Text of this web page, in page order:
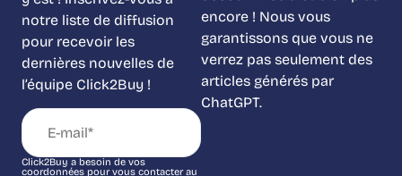
notre liste de diffusion
pour recevoir les
dernières nouvelles de
l’équipe Click2Buy !
Click2Buy a besoin de vos
coordonnées pour vous contacter au
encore ! Nous vous
garantissons que vous ne
verrez pas seulement des
articles générés par
ChatGPT.